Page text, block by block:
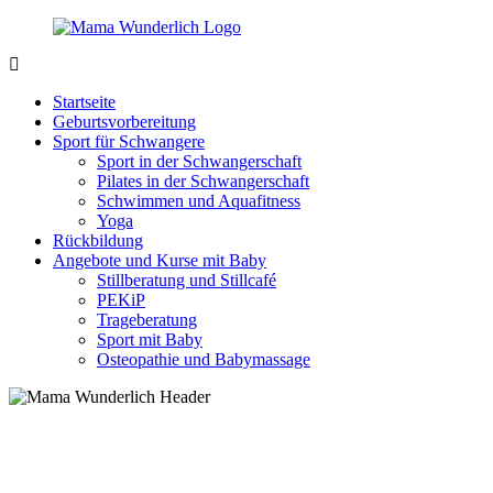
Zurück
Inhalt
sein
wunderbar!
Startseite
Geburtsvorbereitung
Sport für Schwangere
Sport in der Schwangerschaft
Pilates in der Schwangerschaft
Schwimmen und Aquafitness
Yoga
Rückbildung
Angebote und Kurse mit Baby
Stillberatung und Stillcafé
PEKiP
Trageberatung
Sport mit Baby
Osteopathie und Babymassage